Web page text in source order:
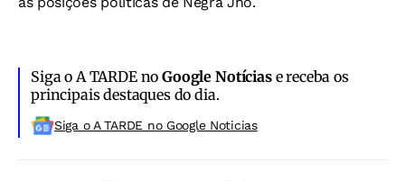
Siga o A TARDE noGoogle Notíciase receba os
principais destaques do dia.
Siga o A TARDE no Google Noticias